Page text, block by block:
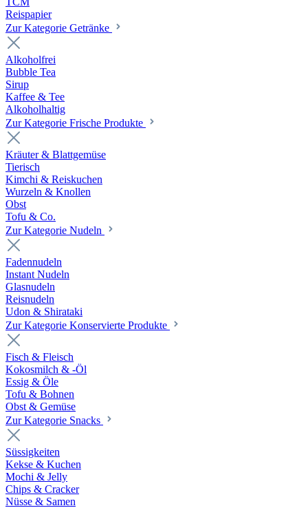
Reispapier
Zur Kategorie Getränke
Alkoholfrei
Bubble Tea
Sirup
Kaffee & Tee
Alkoholhaltig
Zur Kategorie Frische Produkte
Kräuter & Blattgemüse
Tierisch
Kimchi & Reiskuchen
Wurzeln & Knollen
Obst
Tofu & Co.
Zur Kategorie Nudeln
Fadennudeln
Instant Nudeln
Glasnudeln
Reisnudeln
Udon & Shirataki
Zur Kategorie Konservierte Produkte
Fisch & Fleisch
Kokosmilch & -Öl
Essig & Öle
Tofu & Bohnen
Obst & Gemüse
Zur Kategorie Snacks
Süssigkeiten
Kekse & Kuchen
Mochi & Jelly
Chips & Cracker
Nüsse & Samen